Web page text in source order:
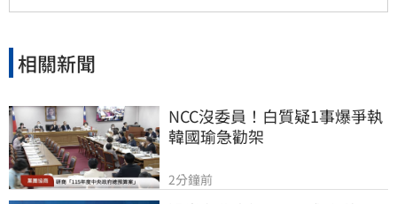
相關新聞
NCC沒委員！白質疑1事爆爭執
韓國瑜急勸架
2分鐘前